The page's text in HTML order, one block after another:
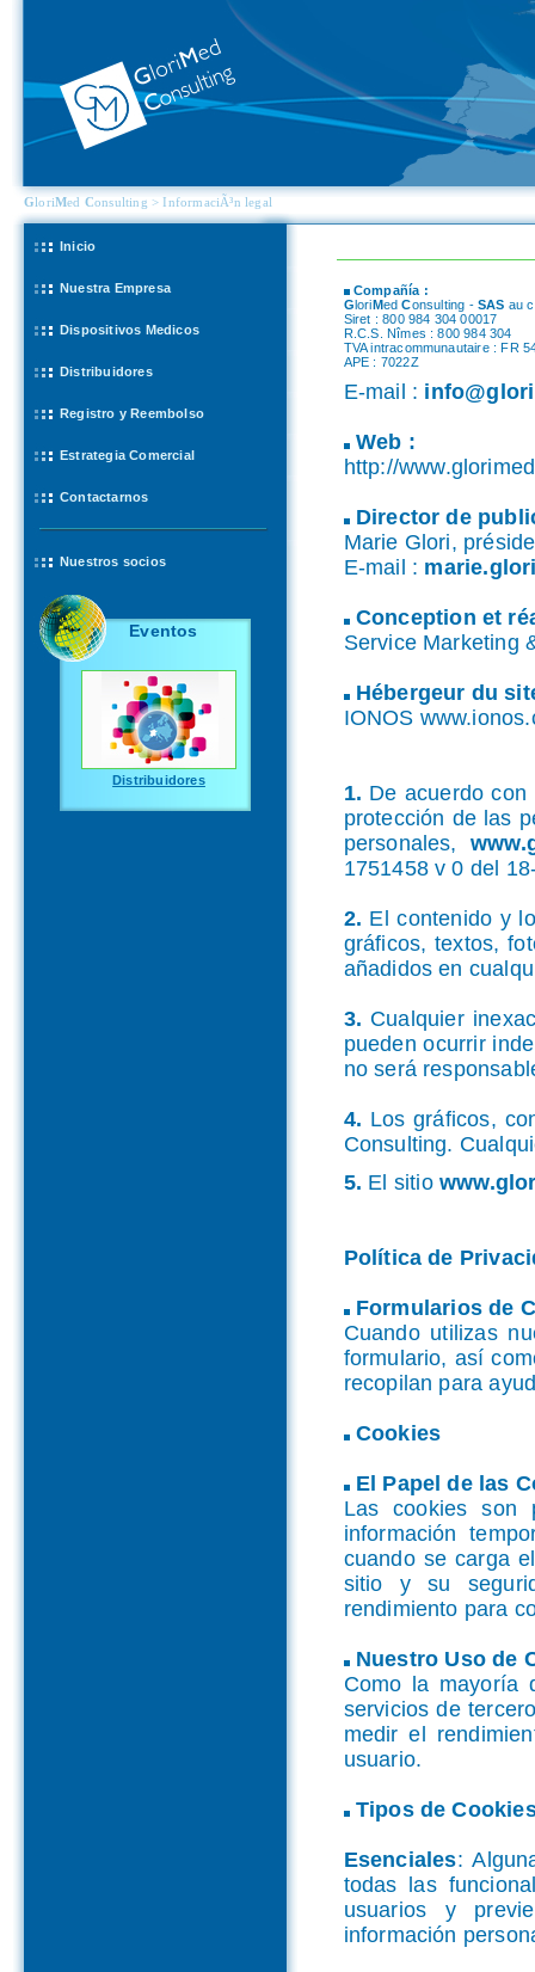
GloriMed Consulting > InformaciÃ³n legal
Inicio
Nuestra Empresa
Dispositivos Medicos
Distribuidores
Registro y Reembolso
Estrategia Comercial
Contactarnos
Nuestros socios
Eventos
Distribuidores
Compañía :
GloriMedConsulting - SAS au
Siret : 800 984 304 00017
R.C.S. Nîmes : 800 984 304
TVA intracommunautaire : FR
APE : 7022Z
E-mail :
Web :
http://
Director de
Marie Glori,
E-mail :
Conception et
Service Marketing
Hébergeur du
IONOS
1. De acuerdo
protección de las
personales,
1751458 v 0 del
2. El contenido y
gráficos, textos,
añadidos en
3. Cualquier
pueden ocurrir
no será
4. Los gráficos,
Consulting.
5. El sitio
Política de
Formularios de
Cuando utilizas
formulario, así
recopilan para
Cookies
El Papel de las
Las cookies son
información
cuando se carga
sitio y su
rendimiento para
Nuestro Uso de
Como la mayoría
servicios de
medir el
usuario.
Tipos de
Esenciales:
todas las
usuarios y
información